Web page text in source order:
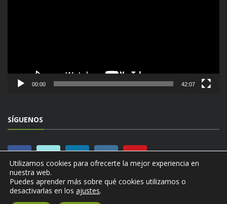
00:00 42:07
SÍGUENOS
Utilizamos cookies para ofrecerte la mejor experiencia en
nuestra web.
Puedes aprender más sobre qué cookies utilizamos o
desactivarlas en los ajustes.